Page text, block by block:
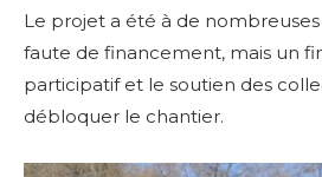
Le projet a été à de
faute de financement, mais un
participatif et le soutien des
débloquer le chantier.